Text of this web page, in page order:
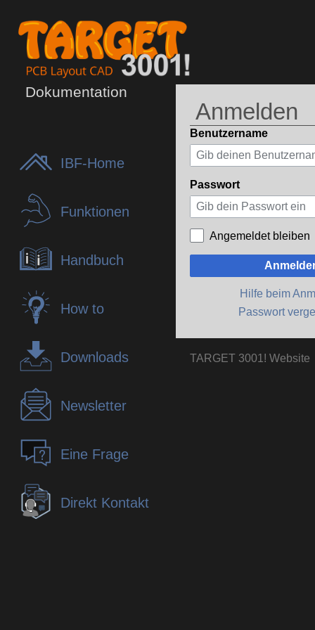
Dokumentation
IBF-Home
Funktionen
Handbuch
How to
Downloads
Newsletter
Eine Frage
Direkt Kontakt
Anmelden
Benutzername
Passwort
Angemeldet bleiben
Hilfe beim
Passwort
TARGET 3001! Website